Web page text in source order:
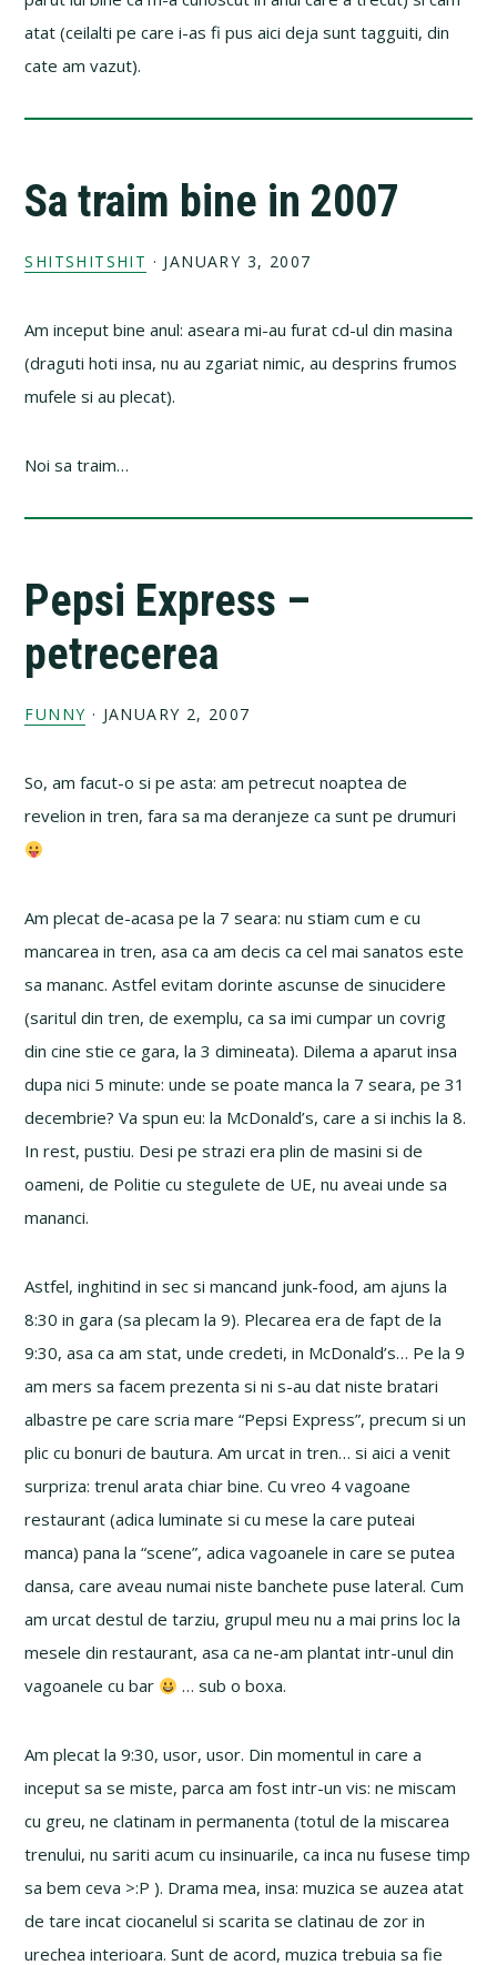
atat (ceilalti pe care i-as fi pus aici deja sunt tagguiti, din
cate am vazut).
Sa traim bine in 2007
SHITSHITSHIT · JANUARY 3, 2007
Am inceput bine anul: aseara mi-au furat cd-ul din masina
(draguti hoti insa, nu au zgariat nimic, au desprins frumos
mufele si au plecat).
Noi sa traim…
Pepsi Express –
petrecerea
FUNNY · JANUARY 2, 2007
So, am facut-o si pe asta: am petrecut noaptea de
revelion in tren, fara sa ma deranjeze ca sunt pe drumuri
Am plecat de-acasa pe la 7 seara: nu stiam cum e cu
mancarea in tren, asa ca am decis ca cel mai sanatos este
sa mananc. Astfel evitam dorinte ascunse de sinucidere
(saritul din tren, de exemplu, ca sa imi cumpar un covrig
din cine stie ce gara, la 3 dimineata). Dilema a aparut insa
dupa nici 5 minute: unde se poate manca la 7 seara, pe 31
decembrie? Va spun eu: la McDonald’s, care a si inchis la 8.
In rest, pustiu. Desi pe strazi era plin de masini si de
oameni, de Politie cu stegulete de UE, nu aveai unde sa
mananci.
Astfel, inghitind in sec si mancand junk-food, am ajuns la
8:30 in gara (sa plecam la 9). Plecarea era de fapt de la
9:30, asa ca am stat, unde credeti, in McDonald’s… Pe la 9
am mers sa facem prezenta si ni s-au dat niste bratari
albastre pe care scria mare “Pepsi Express”, precum si un
plic cu bonuri de bautura. Am urcat in tren… si aici a venit
surpriza: trenul arata chiar bine. Cu vreo 4 vagoane
restaurant (adica luminate si cu mese la care puteai
manca) pana la “scene”, adica vagoanele in care se putea
dansa, care aveau numai niste banchete puse lateral. Cum
am urcat destul de tarziu, grupul meu nu a mai prins loc la
mesele din restaurant, asa ca ne-am plantat intr-unul din
vagoanele cu bar
… sub o boxa.
Am plecat la 9:30, usor, usor. Din momentul in care a
inceput sa se miste, parca am fost intr-un vis: ne miscam
cu greu, ne clatinam in permanenta (totul de la miscarea
trenului, nu sariti acum cu insinuarile, ca inca nu fusese timp
sa bem ceva >:P ). Drama mea, insa: muzica se auzea atat
de tare incat ciocanelul si scarita se clatinau de zor in
urechea interioara. Sunt de acord, muzica trebuia sa fie